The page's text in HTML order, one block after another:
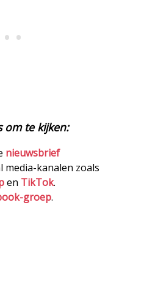
om te kijken:
nieuwsbrief
media-kanalen zoals
en TikTok.
groep.